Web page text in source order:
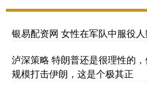
银易配资网 女性在军队中服役
泸深策略 特朗普还是很理性的
规模打击伊朗，这是个极其正